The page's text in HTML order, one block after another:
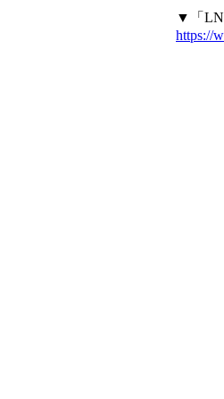
▼「
https://